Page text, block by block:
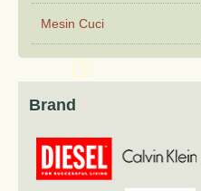
Termurah
di
Indonesia
Mesin Cuci
Brand